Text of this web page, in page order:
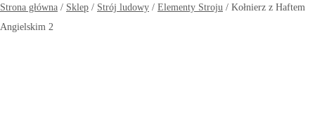
Strona główna / Sklep / Strój ludowy / Elementy Stroju / Kołnierz z Haftem
Angielskim 2